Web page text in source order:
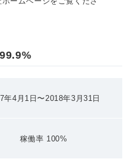
年4月1日〜2018年3月31日
稼働率 100%